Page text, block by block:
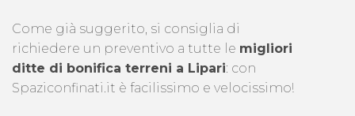
Come già suggerito, si consiglia di
richiedere un preventivo a tutte le migliori
ditte di bonifica terreni a Lipari: con
Spaziconfinati.it è facilissimo e velocissimo!